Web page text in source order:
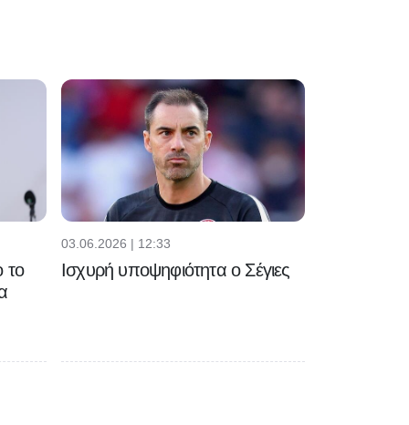
το
03.06.2026 | 12:33
Ισχυρή υποψηφιότητα ο Σέγιες